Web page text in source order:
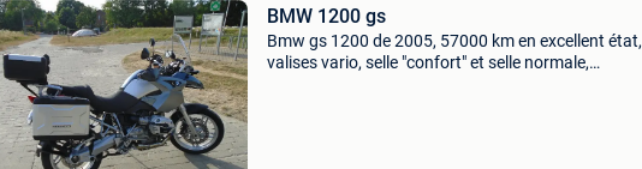
BMW 1200 gs
Bmw gs 1200 de 2005, 57000 km en excellent état,
valises vario, selle "confort" et selle normale,